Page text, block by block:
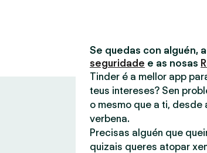
Se quedas con alguén,
seguridade e as nosas
Tinder é a mellor app
teus intereses? Sen
o mesmo que a ti,
verbena.
Precisas alguén que
quizais queres atopar